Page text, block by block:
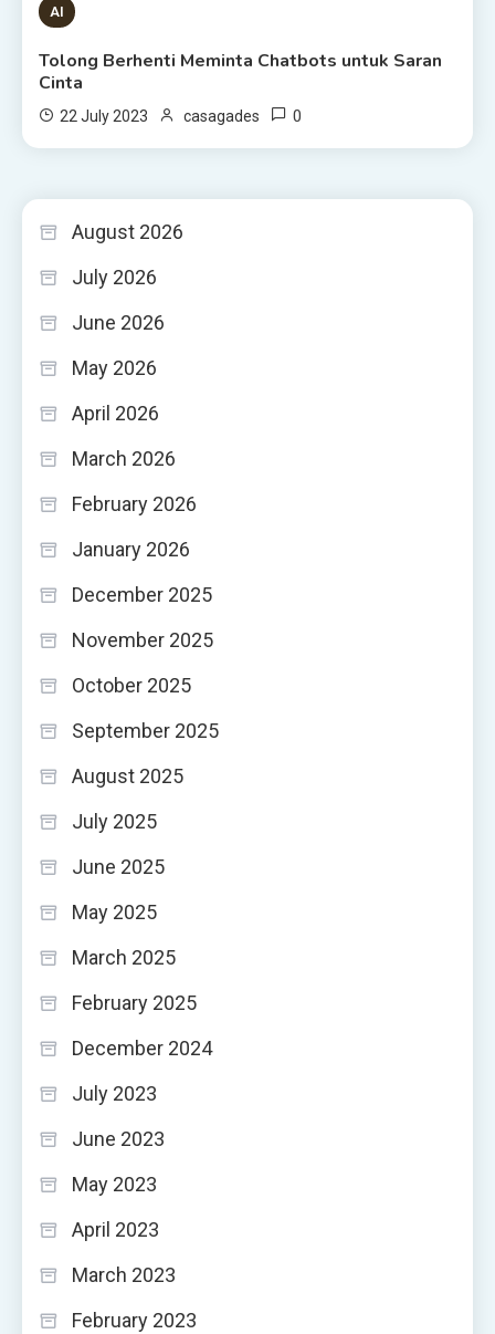
3 MINS READ
AI
Tolong Berhenti Meminta Chatbots untuk Saran
Cinta
22 July 2023 casagades 0
August 2026
July 2026
June 2026
May 2026
April 2026
March 2026
February 2026
January 2026
December 2025
November 2025
October 2025
September 2025
August 2025
July 2025
June 2025
May 2025
March 2025
February 2025
December 2024
July 2023
June 2023
May 2023
April 2023
March 2023
February 2023